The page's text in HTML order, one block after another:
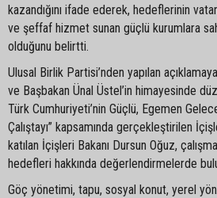
kazandığını ifade ederek, hedeflerinin
ve şeffaf hizmet sunan güçlü kurumlara
olduğunu belirtti.
Ulusal Birlik Partisi’nden yapılan
ve Başbakan Ünal Üstel’in himayesinde
Türk Cumhuriyeti’nin Güçlü, Egemen
Çalıştayı” kapsamında gerçekleştirilen
katılan İçişleri Bakanı Dursun Oğuz,
hedefleri hakkında değerlendirmelerde
Göç yönetimi, tapu, sosyal konut, yerel